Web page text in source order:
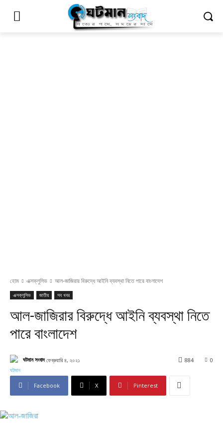
হোম এক্সক্লুসিভ আল-জাজিরার বিরুদ্ধে আইনি ব্যবস্থা নিতে পারে বাংলাদেশ
এক্সক্লুসিভ জাতীয় সব খবর
আল-জাজিরার বিরুদ্ধে আইনি ব্যবস্থা নিতে
পারে বাংলাদেশ
ঘটমান সংবাদ ফেব্রুয়ারি ৪, ২০২১ 0
884
Facebook X Pinterest